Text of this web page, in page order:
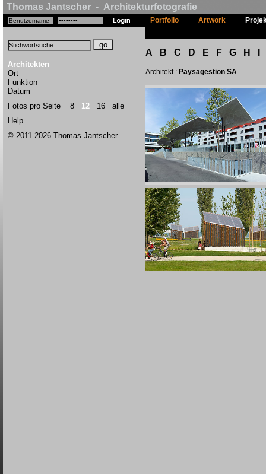
Thomas Jantscher - Architekturfotografie
Architekten
Ort
Funktion
Datum
Fotos pro Seite 8 12 16
alle
Help
© 2011-2026 Thomas Jantscher
Portfolio Artwork
A B C D E F G H
Architekt : Paysagestion SA